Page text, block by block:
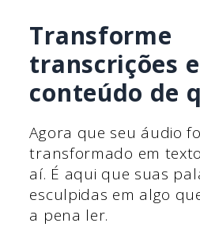
Transforme
transcrições
conteúdo de
Agora que seu áudio
transformado em
aí. É aqui que suas
esculpidas em algo
a pena ler.